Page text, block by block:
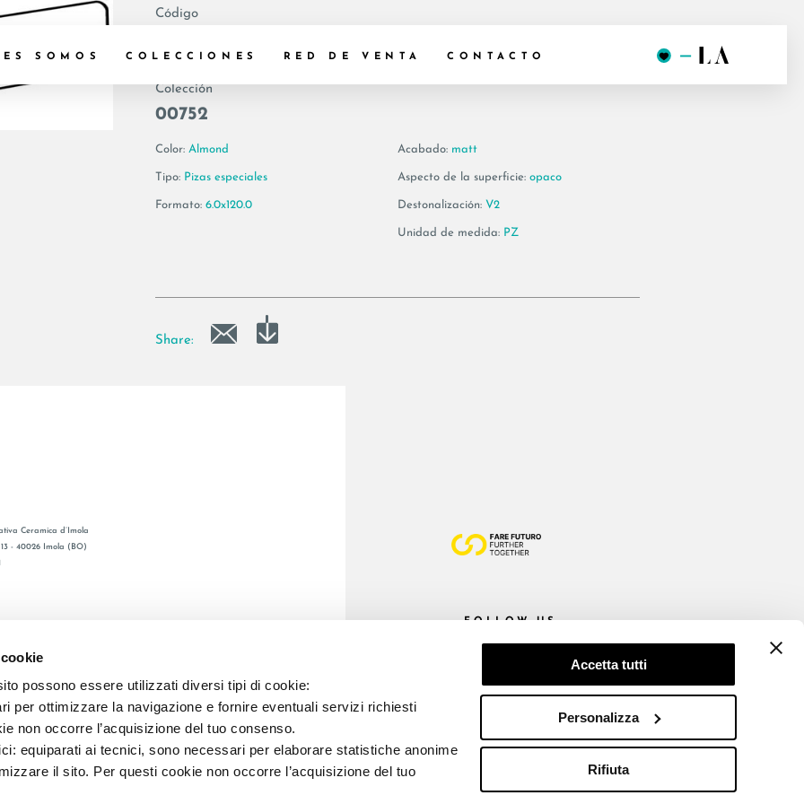
possono essere utilizzati diversi tipi di cookie:
per ottimizzare la navigazione e fornire eventuali servizi richiesti
non occorre l’acquisizione del tuo consenso.
equiparati ai tecnici, sono necessari per elaborare statistiche anonime
il sito. Per questi cookie non occorre l’acquisizione del tuo
Accetta tutti
Personalizza
Rifiuta
SOMOS COLECCIONES RED DE VENTA CONTACTO
Código
Colección
00752
Color: Almond
Tipo: Pizas especiales
Formato: 6.0x120.0
Acabado: matt
Aspecto de la superficie: opaco
Destonalización: V2
Unidad de medida: PZ
Share:
Ceramica d’Imola
- 40026 Imola (BO)
FOLLOW US
E REG. IMPR. BO 00286900378 R.E.A. BO 5545